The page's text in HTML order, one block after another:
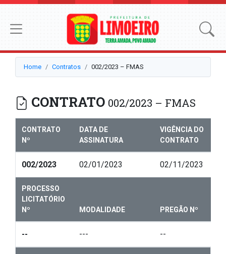
Home Contratos 002/2023 – FMAS
CONTRATO 002/2023 – FMAS
CONTRATO
Nº
DATA DE
ASSINATURA
VIGÊNCIA DO
CONTRATO
002/2023 02/01/2023 02/11/2023
PROCESSO
LICITATÓRIO
Nº
MODALIDADE PREGÃO Nº
-- --- --